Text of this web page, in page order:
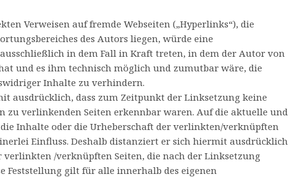
Verweisen auf fremde Webseiten („Hyperlinks“), die
des Autors liegen, würde eine
in dem Fall in Kraft treten, in dem der Autor von
und es ihm technisch möglich und zumutbar wäre, die
Inhalte zu verhindern.
ausdrücklich, dass zum Zeitpunkt der Linksetzung keine
zu verlinkenden Seiten erkennbar waren. Auf die aktuelle und
Inhalte oder die Urheberschaft der verlinkten/verknüpften
Einfluss. Deshalb distanziert er sich hiermit ausdrücklich
/verknüpften Seiten, die nach der Linksetzung
Feststellung gilt für alle innerhalb des eigenen